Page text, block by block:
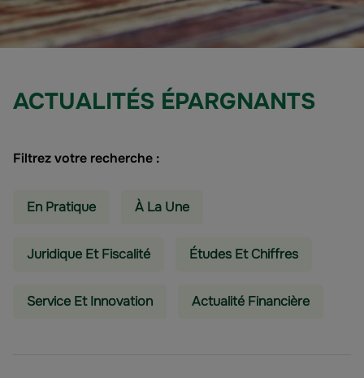
ACTUALITÉS ÉPARGNANTS
Filtrez votre recherche :
En Pratique À La Une
Juridique Et Fiscalité Études Et Chiffres
Service Et Innovation Actualité Financière